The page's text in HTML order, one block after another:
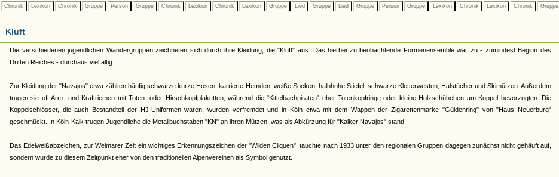
Chronik Lexikon Chronik Gruppe Person Gruppe Chronik Lexikon Chronik Lexikon Gruppe Lied Gruppe Lied Gruppe Person Gruppe Lexikon Chronik Lexikon Chronik Gruppe
Kluft
Die verschiedenen jugendlichen Wandergruppen zeichneten sich durch ihre Kleidung, die "Kluft" aus. Das hierbei zu beobachtende Formenensemble war zu - zumindest Beginn des
Dritten Reiches - durchaus vielfältig:
Zur Kleidung der "Navajos" etwa zählten häufig schwarze kurze Hosen, karrierte Hemden, weiße Socken, halbhohe Stiefel, schwarze Kletterwesten, Halstücher und Skimützen. Außerdem
trugen sie oft Arm- und Kraftriemen mit Toten- oder Hirschkopfplaketten, während die "Kittelbachpiraten" eher Totenkopfringe oder kleine Holzschühchen am Koppel bevorzugten. Die
Koppelschlösser, die auch Bestandteil der HJ-Uniformen waren, wurden verfremdet und in Köln etwa mit dem Wappen der Zigarettenmarke "Güldenring" von "Haus Neuerburg"
geschmückt. In Köln-Kalk trugen Jugendliche die Metallbuchstaben "KN" an ihren Mützen, was als Abkürzung für "Kalker Navajos" stand.
Das Edelweißabzeichen, zur Weimarer Zeit ein wichtiges Erkennungszeichen der "Wilden Cliquen", tauchte nach 1933 unter den regionalen Gruppen dagegen zunächst nicht gehäuft auf,
sondern wurde zu diesem Zeitpunkt eher von den traditionellen Alpenvereinen als Symbol genutzt.